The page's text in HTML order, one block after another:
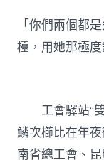
「你們兩個都
檯，用她那極
工會驛站“
鱗次櫛比在年
南省總工會、